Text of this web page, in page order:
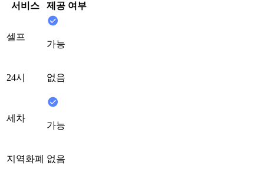
서비스 제공 여부
셀프
가능
24시 없음
세차
가능
지역화폐 없음